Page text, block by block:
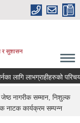
र सुशासन
लागि लाभग्राहीहरुको
नागरीक सम्मान, निशुल्क
नाटक कार्यक्रम सम्पन्न